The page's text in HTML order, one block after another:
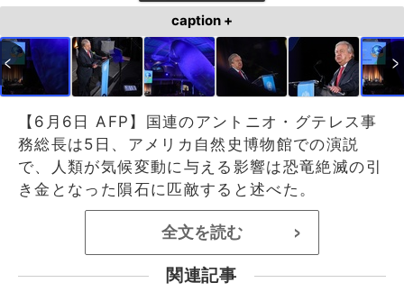
caption +
【6月6日 AFP】国連のアントニオ・グテレス事
務総長は5日、アメリカ自然史博物館での演説
で、人類が気候変動に与える影響は恐竜絶滅の引
き金となった隕石に匹敵すると述べた。
全文を読む >
関連記事